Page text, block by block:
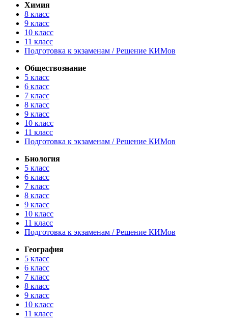
Химия
8 класс
9 класс
10 класс
11 класс
Подготовка к экзаменам / Решение КИМов
Обществознание
5 класс
6 класс
7 класс
8 класс
9 класс
10 класс
11 класс
Подготовка к экзаменам / Решение КИМов
Биология
5 класс
6 класс
7 класс
8 класс
9 класс
10 класс
11 класс
Подготовка к экзаменам / Решение КИМов
География
5 класс
6 класс
7 класс
8 класс
9 класс
10 класс
11 класс